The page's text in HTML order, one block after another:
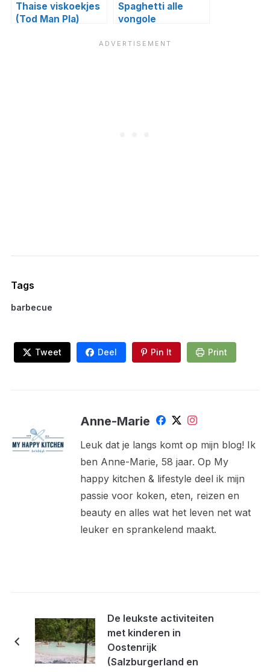
Thaise viskoekjes
(Tod Man Pla)
Spaghetti alle
vongole
Tags
barbecue
Tweet Deel Pin It Print
Anne-Marie
Leuk dat je langs komt op mijn blog! Ik
ben Anne-Marie, 58 jaar. Op My
happy kitchen & lifestyle deel ik mijn
passie voor koken, eten, reizen en
beauty en alles wat het leven net wat
leuker en sprankelend maakt.
De leukste activiteiten
met kinderen in
Oostenrijk
(Salzburgerland en